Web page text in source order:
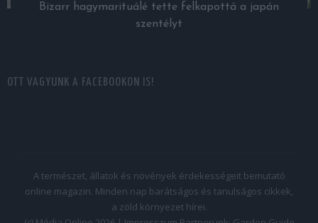
Bizarr hagymarituálé tette felkapottá a japán
szentélyt
OTT VAGYUNK A FACEBOOKON IS!
A természet, állatok és növények érdekességeit bemutató
online magazin. Minden nap barátságos és tanulságos cikkek,
a zöld környezet hírei.